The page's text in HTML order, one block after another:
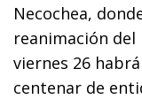
Necochea,
reanimación
viernes 26
centenar de